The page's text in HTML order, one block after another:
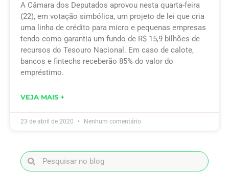
A Câmara dos Deputados aprovou nesta quarta-feira
(22), em votação simbólica, um projeto de lei que cria
uma linha de crédito para micro e pequenas empresas
tendo como garantia um fundo de R$ 15,9 bilhões de
recursos do Tesouro Nacional. Em caso de calote,
bancos e fintechs receberão 85% do valor do
empréstimo.
VEJA MAIS +
23 de abril de 2020 Nenhum comentário